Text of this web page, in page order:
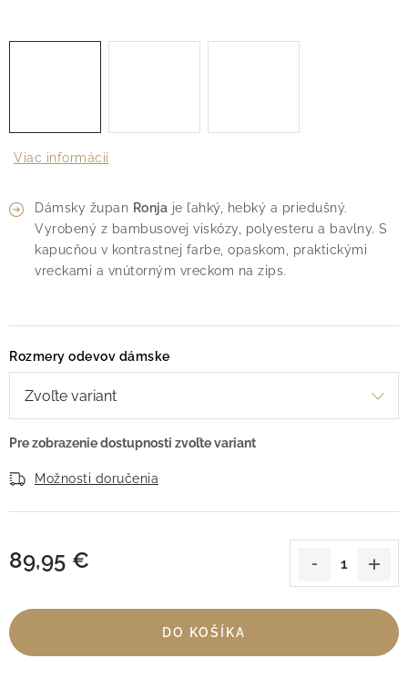
Viac informácií
Dámsky župan Ronja je ľahký, hebký a priedušný.
Vyrobený z bambusovej viskózy, polyesteru a bavlny. S
kapucňou v kontrastnej farbe, opaskom, praktickými
vreckami a vnútorným vreckom na zips.
Rozmery odevov dámske
Možnosti doručenia
89,95 €
DO KOŠÍKA